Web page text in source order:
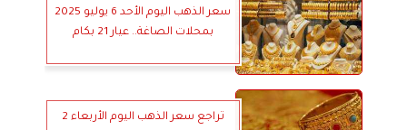
سعر الذهب اليوم الأحد 6 يوليو 2025
بمحلات الصاغة.. عيار 21 بكام
تراجع سعر الذهب اليوم الأربعاء 2